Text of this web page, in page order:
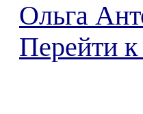
Ольга
Перейти к